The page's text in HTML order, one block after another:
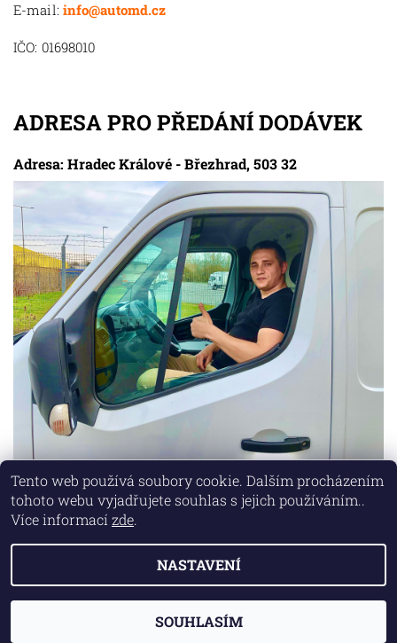
E-mail: info@automd.cz
IČO: 01698010
ADRESA PRO PŘEDÁNÍ DODÁVEK
Adresa: Hradec Králové - Březhrad, 503 32
Lokality Marketing zajišťuje společnost X-VISION
2026 © AUTO MD, všechna práva vyhrazena
Vytvořil Shoptet
Tento web používá soubory cookie. Dalším procházením
tohoto webu vyjadřujete souhlas s jejich používáním..
Více informací zde.
NASTAVENÍ
SOUHLASÍM